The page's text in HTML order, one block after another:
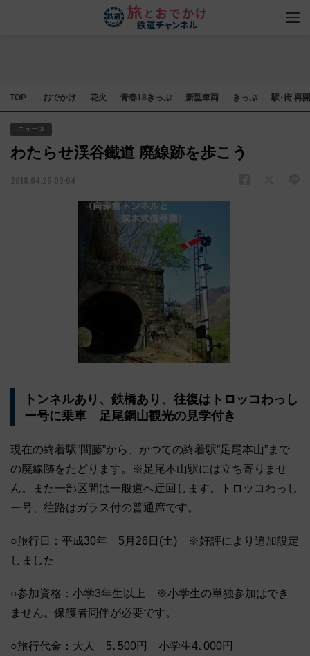
TOP おでかけ 花火 青春18きっぷ 新型車両 きっぷ 駅･街 再
ニュース
わたらせ渓谷鐵道 廃線跡を歩こう
2018.04.26 09:04
トンネルあり、鉄橋あり、往復はトロッコわっし
ー号に乗車 足尾銅山観光の見学付き
現在の終着駅”間藤”から、かつての終着駅”足尾本山”まで
の廃線跡をたどります。※足尾本山駅には立ち寄りませ
ん。また一部区間は一般道へ迂回します。トロッコわっし
ー号、往路はガラス付の普通席です。
○旅行日：平成30年 5月26日(土) ※好評により追加設定
しました
○参加資格：小学3年生以上 ※小学生の単独参加はでき
ません。保護者同伴が必要です。
○旅行代金：大人 5､500円 小学生4､000円